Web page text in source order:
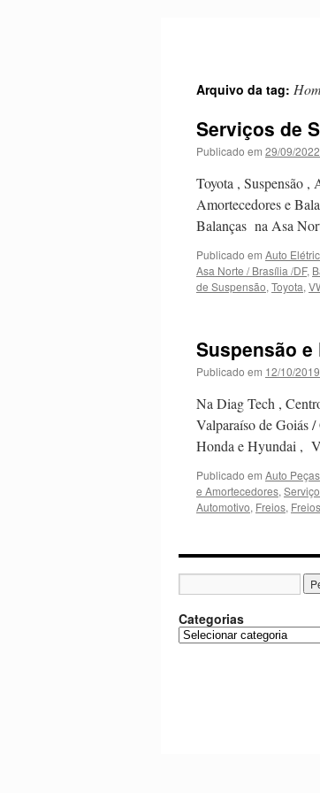
Arquivo da tag:
Serviços de
Publicado em 29/09/2022
Toyota , Suspensão
Amortecedores e
Balanças na Asa
Publicado em Auto
Asa Norte / Brasília /DF,
de Suspensão, Toyota,
Suspensão
Publicado em 12/10/2019
Na Diag Tech ,
Valparaíso de Goiás
Honda e Hyundai ,
Publicado em Auto Peças
e Amortecedores,
Automotivo, Freios,
Categorias
C